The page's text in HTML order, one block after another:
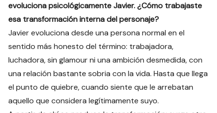
evoluciona psicológicamente Javier. ¿Cómo trabajaste
esa transformación interna del personaje?
Javier evoluciona desde una persona normal en el
sentido más honesto del término: trabajadora,
luchadora, sin glamour ni una ambición desmedida, con
una relación bastante sobria con la vida. Hasta que llega
el punto de quiebre, cuando siente que le arrebatan
aquello que considera legítimamente suyo.